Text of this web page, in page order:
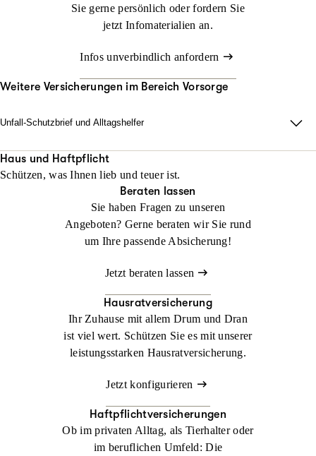
Sie gerne persönlich oder fordern Sie
jetzt Infomaterialien an.
Infos unverbindlich anfordern
Weitere Versicherungen im Bereich Vorsorge
Unfall-Schutzbrief und Alltagshelfer
Ihr Alltag nach einem Unfall innerhalb von 48 Stunden neu
organisiert ist.
Jetzt konfigurieren Jetzt beraten lassen
Haus und Haftpflicht
Schützen, was Ihnen lieb und teuer ist.
Beraten lassen
Sie haben Fragen zu unseren
Angeboten? Gerne beraten wir Sie rund
um Ihre passende Absicherung!
Jetzt beraten lassen
Hausratversicherung
Ihr Zuhause mit allem Drum und Dran
ist viel wert. Schützen Sie es mit unserer
leistungsstarken Hausratversicherung.
Jetzt konfigurieren
Haftpflichtversicherungen
Ob im privaten Alltag, als Tierhalter oder
im beruflichen Umfeld: Die